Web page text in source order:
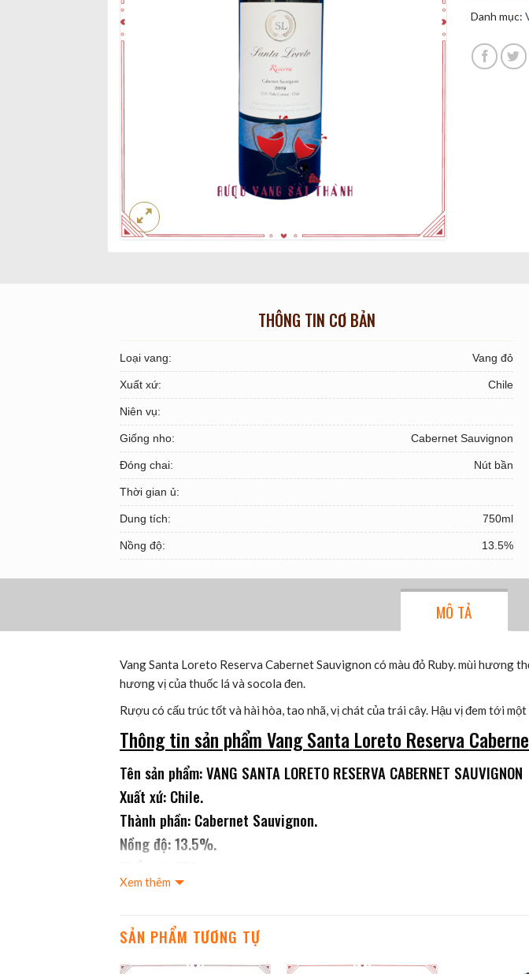
Danh mục:
THÔNG TIN CƠ BẢN
Loại vang: Vang đỏ
Xuất xứ: Chile
Niên vụ:
Giống nho: Cabernet Sauvignon
Đóng chai: Nút bần
Thời gian ủ:
Dung tích: 750ml
Nồng độ: 13.5%
MÔ TẢ
Vang Santa Loreto Reserva Cabernet Sauvignon có màu đỏ Ruby. mùi hương
hương vị của thuốc lá và socola đen.
Rượu có cấu trúc tốt và hài hòa, tao nhã, vị chát của trái cây. Hậu vị đem tới
Thông tin sản phẩm Vang Santa Loreto Reserva
Tên sản phẩm: VANG SANTA LORETO RESERVA CABERNET SAUVIGNON
Xuất xứ: Chile.
Thành phần: Cabernet Sauvignon.
Nồng độ: 13.5%.
Xem thêm
SẢN PHẨM TƯƠNG TỰ